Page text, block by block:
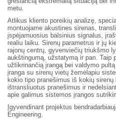
metu.
Atlikus kliento poreikių analizę,
montuojame akustines sirenas,
įspėjamuosius balsinius signalus,
realiu laiku. Sirenų parametrus ir jų
rajonų centrų, gyvenviečių triukšmo
aukštingumą, užstatymą ir pan. Taip
užtikrinančią įrangą bei valdymo
įranga su sirenų vietų žemėlapiu
kokio tipo pranešimus iš kokių
ištransliuotus pranešimus ir
apie galimus sistemos įrangos
Įgyvendinant projektus
Engineering.